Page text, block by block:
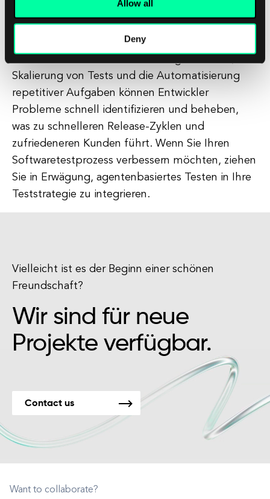
Allow all
Deny
Softwareentwicklungsunternehmen dabei helfen
kann, die Qualität, Leistung und Effizienz ihrer
Anwendungen zu verbessern. Durch die
Skalierung von Tests und die Automatisierung
repetitiver Aufgaben können Entwickler
Probleme schnell identifizieren und beheben,
was zu schnelleren Release-Zyklen und
zufriedeneren Kunden führt. Wenn Sie Ihren
Softwaretestprozess verbessern möchten, ziehen
Sie in Erwägung, agentenbasiertes Testen in Ihre
Teststrategie zu integrieren.
Vielleicht ist es der Beginn einer schönen
Freundschaft?
Wir sind für neue
Projekte verfügbar.
Contact us
Want to collaborate?